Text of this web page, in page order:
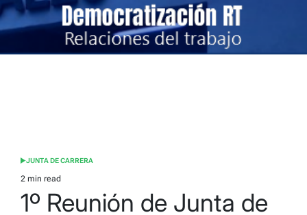
POSTED
IN
JUNTA DE CARRERA
Estimated
read
2 min read
1º Reunión de Junta de